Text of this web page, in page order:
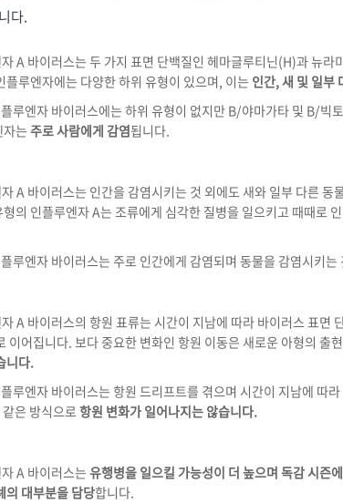
다.
A 바이러스는 두 가지 표면 단백질인 헤마글루티닌(H)과 뉴
플루엔자에는 다양한 하위 유형이 있으며, 이는 인간, 새 및 일부
루엔자 바이러스에는 하위 유형이 없지만 B/야마가타 및 B/빅
는주로 사람에게 감염됩니다.
A 바이러스는 인간을 감염시키는 것 외에도 새와 일부 다른 동
의 인플루엔자 A는 조류에게 심각한 질병을 일으키고 때때로
루엔자 바이러스는 주로 인간에게 감염되며 동물을 감염시키
A 바이러스의 항원 표류는 시간이 지남에 따라 바이러스 표면
이어집니다. 보다 중요한 변화인 항원 이동은 새로운 아형의 출
니다.
루엔자 바이러스는 항원 드리프트를 겪으며 시간이 지남에 따
은 방식으로 항원 변화가 일어나지는 않습니다.
A 바이러스는 유행병을 일으킬 가능성이 더 높으며 독감 시즌
의 대부분을 담당합니다.